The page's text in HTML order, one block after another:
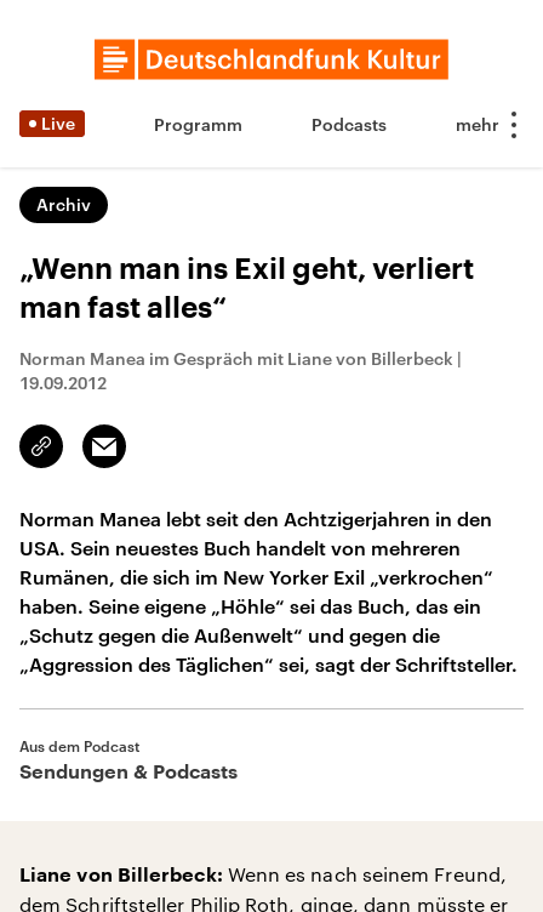
Live Programm Podcasts
Archiv
„Wenn man ins Exil geht, verliert
man fast alles“
Norman Manea im Gespräch mit Liane von Billerbeck |
19.09.2012
Link
kopieren/teilen
Email
Norman Manea lebt seit den Achtzigerjahren in den
USA. Sein neuestes Buch handelt von mehreren
Rumänen, die sich im New Yorker Exil „verkrochen“
haben. Seine eigene „Höhle“ sei das Buch, das ein
„Schutz gegen die Außenwelt“ und gegen die
„Aggression des Täglichen“ sei, sagt der Schriftsteller.
Aus dem Podcast
Sendungen & Podcasts
Liane von Billerbeck: Wenn es nach seinem Freund,
dem Schriftsteller Philip Roth, ginge, dann müsste er